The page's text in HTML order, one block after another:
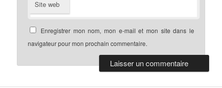
Site web
Enregistrer mon nom, mon e-mail et mon site dans le
navigateur pour mon prochain commentaire.